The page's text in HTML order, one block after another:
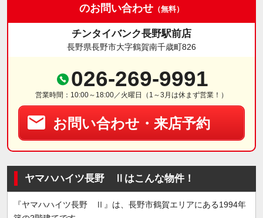
のお問い合わせ （無料）
チンタイバンク長野駅前店
長野県長野市大字鶴賀南千歳町826
026-269-9991
営業時間：10:00～18:00／火曜日（1～3月は休まず営業！）
お問い合わせ・来店予約
ヤマハハイツ長野 Ⅱはこんな物件！
『ヤマハハイツ長野 Ⅱ』は、長野市鶴賀エリアにある1994年